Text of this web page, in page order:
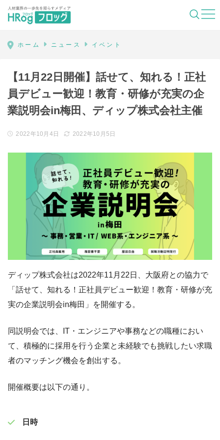
HRog | 人材業界の一歩先を照らすメディ
ホーム ニュース イベント
【11月22日開催】話せて、知れる！正社
員デビュー歓迎！教育・研修が充実の企
業説明会in梅田、ディップ株式会社主催
2022年10月4日 2022年10月5日
ディップ株式会社は2022年11月22日、大阪府との協力で
「話せて、知れる！正社員デビュー歓迎！教育・研修が充
実の企業説明会in梅田」を開催する。
同説明会では、IT・エンジニアや事務などの職種におい
て、積極的に採用を行う企業と未経験でも挑戦したい求職
者のマッチング機会を創出する。
開催概要は以下の通り。
日時